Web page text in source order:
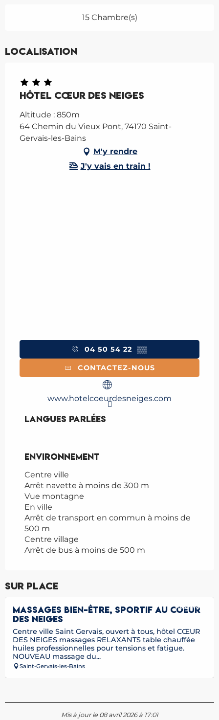
15 Chambre(s)
Localisation
Hôtel Cœur des Neiges
Altitude : 850m
64 Chemin du Vieux Pont, 74170 Saint-
Gervais-les-Bains
M'y rendre
J'y vais en train !
04 50 54 22 ▒▒
CONTACTEZ-NOUS
www.hotelcoeurdesneiges.com
Langues parlées
Langues parlées
Environnement
Environnement
Centre ville
Arrêt navette à moins de 300 m
Vue montagne
En ville
Arrêt de transport en commun à moins de
500 m
Centre village
Arrêt de bus à moins de 500 m
Sur place
MASSAGES BIEN-ÊTRE, SPORTIF AU COEUR
DES NEIGES
Centre ville Saint Gervais, ouvert à tous, hôtel CŒUR
DES NEIGES massages RELAXANTS table chauffée
huiles professionnelles pour tensions et fatigue.
NOUVEAU massage du...
Saint-Gervais-les-Bains
Réservable
Mis à jour le 08 avril 2026 à 17:01